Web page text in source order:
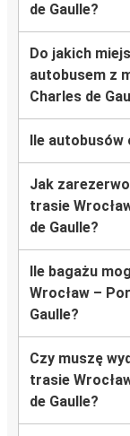
de Gaulle?
Do jakich
autobusem z
Charles de
Ile
Jak
trasie
de Gaulle?
Ile bagażu
Wrocław –
Gaulle?
Czy muszę
trasie
de Gaulle?